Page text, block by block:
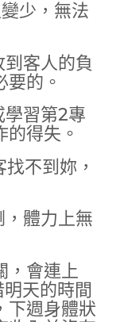
少，無法
客人的負
的。
學習第2專
得失。
不到妳，
體力上無
，會連上
天的時間
下週身體狀